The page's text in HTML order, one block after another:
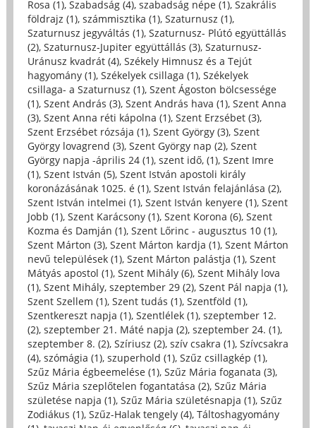
Rosa (1), Szabadság (4), szabadság népe (1), Szakrális
földrajz (1), számmisztika (1), Szaturnusz (1),
Szaturnusz jegyváltás (1), Szaturnusz- Plútó együttállás
(2), Szaturnusz-Jupiter együttállás (3), Szaturnusz-
Uránusz kvadrát (4), Székely Himnusz és a Tejút
hagyomány (1), Székelyek csillaga (1), Székelyek
csillaga- a Szaturnusz (1), Szent Ágoston bölcsessége
(1), Szent András (3), Szent András hava (1), Szent Anna
(3), Szent Anna réti kápolna (1), Szent Erzsébet (3),
Szent Erzsébet rózsája (1), Szent György (3), Szent
György lovagrend (3), Szent György nap (2), Szent
György napja -április 24 (1), szent idő, (1), Szent Imre
(1), Szent István (5), Szent István apostoli király
koronázásának 1025. é (1), Szent István felajánlása (2),
Szent István intelmei (1), Szent István kenyere (1), Szent
Jobb (1), Szent Karácsony (1), Szent Korona (6), Szent
Kozma és Damján (1), Szent Lőrinc - augusztus 10 (1),
Szent Márton (3), Szent Márton kardja (1), Szent Márton
nevű települések (1), Szent Márton palástja (1), Szent
Mátyás apostol (1), Szent Mihály (6), Szent Mihály lova
(1), Szent Mihály, szeptember 29 (2), Szent Pál napja (1),
Szent Szellem (1), Szent tudás (1), Szentföld (1),
Szentkereszt napja (1), Szentlélek (1), szeptember 12.
(2), szeptember 21. Máté napja (2), szeptember 24. (1),
szeptember 8. (2), Szíriusz (2), szív csakra (1), Szívcsakra
(4), szómágia (1), szuperhold (1), Szűz csillagkép (1),
Szűz Mária égbeemelése (1), Szűz Mária foganata (3),
Szűz Mária szeplőtelen fogantatása (2), Szűz Mária
születése napja (1), Szűz Mária születésnapja (1), Szűz
Zodiákus (1), Szűz-Halak tengely (4), Táltoshagyomány